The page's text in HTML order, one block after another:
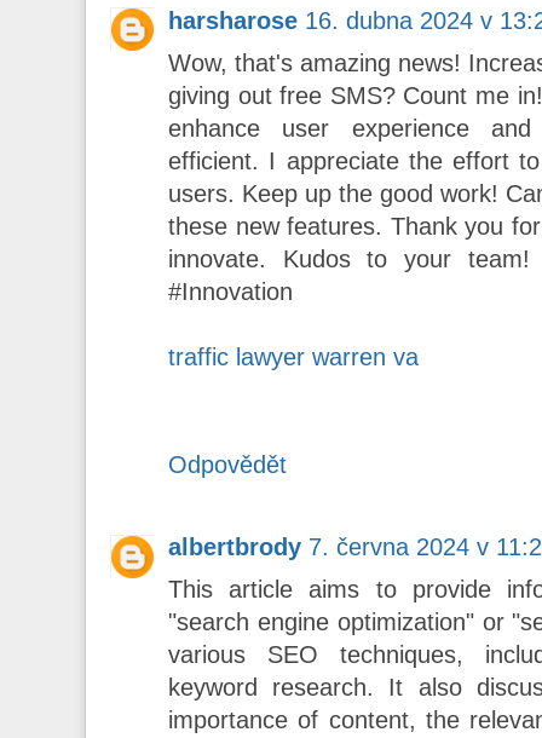
harsharose 16. dubna 2024 v
Wow, that's amazing news!
giving out free SMS? Count me
enhance user experience
efficient. I appreciate the effort
users. Keep up the good work!
these new features. Thank you
innovate. Kudos to your team!
#Innovation
traffic lawyer warren va
Odpovědět
albertbrody 7. června 2024 v
This article aims to provide
"search engine optimization" or
various SEO techniques,
keyword research. It also
importance of content, the